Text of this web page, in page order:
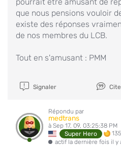
que nous pensions vouloir
existe des réponses
de nos membres du LCB.
Tout en s'amusant : PMM
Signaler
Répondu par
medtrans
à Sep 17, 09, 03:25:38 PM
Super Hero
actif la dernière fois il y